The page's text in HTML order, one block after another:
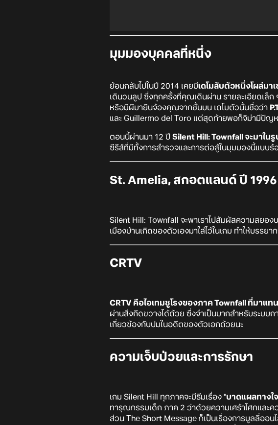
มุมมองบุคคลที่หนึ่ง
ย้อนกลับไปในปี 2014 เคยมีเดโมลับตัวหนึ่งโผล่มา
เดินวนลูป ซึ่งทุกครั้งที่คุณเดินผ่าน รายละเอียดเล็ก
หรือมีผีมายืนจ้องคุณจากชั้นบน เดโมตัวนั้นชื่อว่า
และ Guillermo del Toro แต่สุดท้ายพอก็จิม่ามีปัญ
ตอนนี้ผ่านมา 12 ปี Silent Hill: Townfall จะมาใ
ซีรีส์ที่มีทั้งการสำรวจและการต่อสู้ในมุมมองนี้แบบ
St. Amelia, สกอตแลนด์ ปี 1996
Silent Hill: Townfall จะพาเราไปสัมผัสความสยอง
เมืองบ้านเกิดของตัวเองมาใส่ไว้ในเกม ทำให้บรร
CRTV
CRTV คือไอเทมชูโรงของภาค Townfall ที่มาแท
ผ่านสิ่งกีดขวางได้ด้วย ซึ่งจำเป็นมากสำหรับระบ
เกี่ยวข้องกับปมในอดีตของตัวเอกด้วยนะ
ความเจ็บป่วยและการรักษา
เกม Silent Hill ทุกภาคจะมีธีมเรื่อง "บาดแผลทางใจ
ทารุณกรรมเด็ก ภาค 2 ว่าด้วยความเศร้าโศกแล
ส่วน The Short Message ก็เป็นเรื่องการบูลลี่ออน